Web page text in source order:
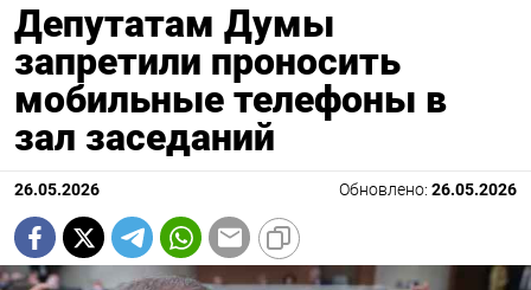
Депутатам Думы
запретили проносить
мобильные телефоны в
зал заседаний
26.05.2026 Обновлено: 26.05.2026